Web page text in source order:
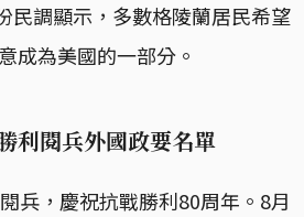
民調顯示，多數格陵蘭居民希望
成為美國的一部分。
利閱兵外國政要名單
兵，慶祝抗戰勝利80周年。8月